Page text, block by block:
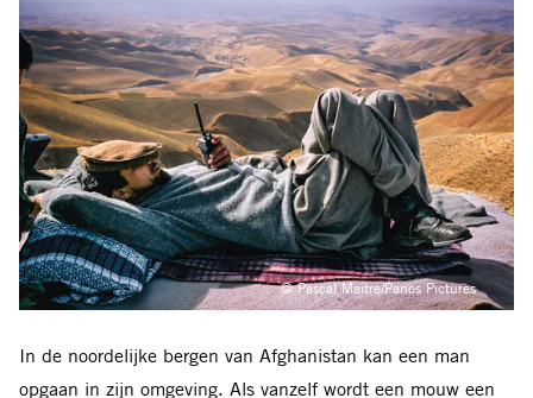
© Pascal Maitre/Panos Pictures
In de noordelijke bergen van Afghanistan kan een man
opgaan in zijn omgeving. Als vanzelf wordt een mouw een